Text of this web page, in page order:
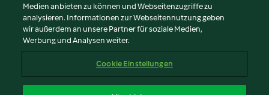
© Copyright 2026
Nutzungsbedingungen
Datenschutzrichtlinien
Impressum
Medien anbieten zu können und Webseitenzugriffe zu
analysieren. Informationen zur Webseitennutzung geben
wir außerdem an unsere Partner für soziale Medien,
Werbung und Analysen weiter.
Cookie Einstellungen